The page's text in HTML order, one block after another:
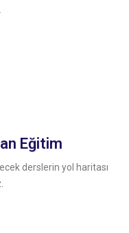
Eğitim
derslerin yol haritası